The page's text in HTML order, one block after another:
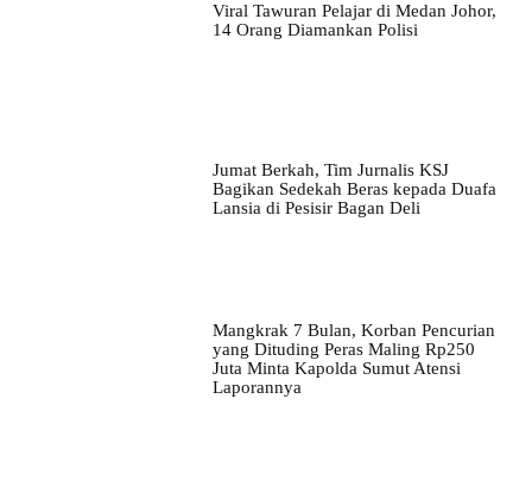
Viral Tawuran Pelajar di Medan Johor,
14 Orang Diamankan Polisi
Jumat Berkah, Tim Jurnalis KSJ
Bagikan Sedekah Beras kepada Duafa
Lansia di Pesisir Bagan Deli
Mangkrak 7 Bulan, Korban Pencurian
yang Dituding Peras Maling Rp250
Juta Minta Kapolda Sumut Atensi
Laporannya